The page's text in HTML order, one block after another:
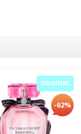
ORIGINAL
-62%